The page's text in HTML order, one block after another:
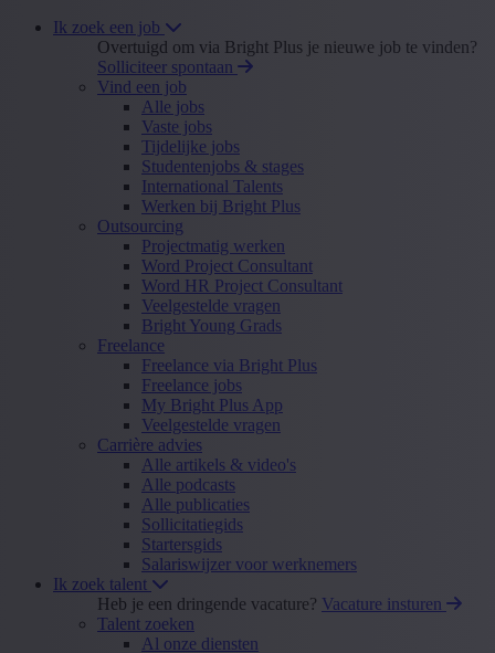
Ik zoek een job
Overtuigd om via Bright Plus je nieuwe job te vinden?
Solliciteer spontaan
Vind een job
Alle jobs
Vaste jobs
Tijdelijke jobs
Studentenjobs & stages
International Talents
Werken bij Bright Plus
Outsourcing
Projectmatig werken
Word Project Consultant
Word HR Project Consultant
Veelgestelde vragen
Bright Young Grads
Freelance
Freelance via Bright Plus
Freelance jobs
My Bright Plus App
Veelgestelde vragen
Carrière advies
Alle artikels & video's
Alle podcasts
Alle publicaties
Sollicitatiegids
Startersgids
Salariswijzer voor werknemers
Ik zoek talent
Heb je een dringende vacature? Vacature insturen
Talent zoeken
Al onze diensten